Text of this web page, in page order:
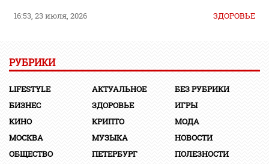
16:53, 23 июля, 2026 ЗДОРОВЬЕ
РУБРИКИ
LIFESTYLE АКТУАЛЬНОЕ
БЕЗ РУБРИКИ
БИЗНЕС
ЗДОРОВЬЕ
ИГРЫ
КИНО
КРИПТО
МОДА
МОСКВА
МУЗЫКА
НОВОСТИ
ОБЩЕСТВО
ПЕТЕРБУРГ
ПОЛЕЗНОСТИ